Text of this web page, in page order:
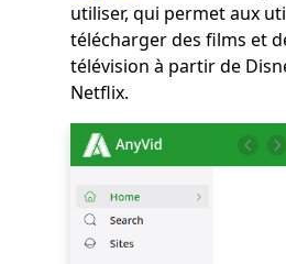
utiliser, qui permet aux
télécharger des films et
télévision à partir de
Netflix.